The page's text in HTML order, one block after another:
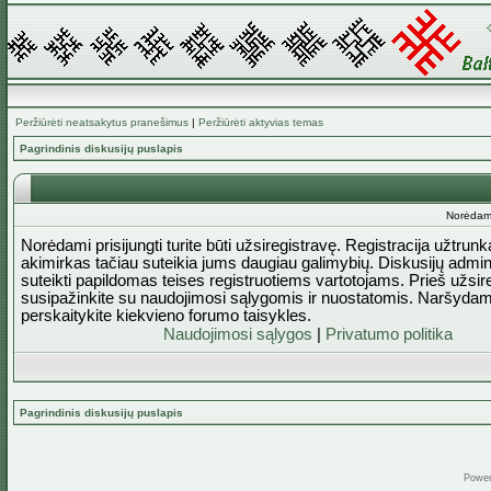
Peržiūrėti neatsakytus pranešimus | Peržiūrėti aktyvias temas
Pagrindinis diskusijų puslapis
Norėdami prisijungti turite būti užsiregistravę. Registracija
akimirkas tačiau suteikia jums daugiau galimybių. Diskusijų
suteikti papildomas teises registruotiems vartotojams. Prieš
susipažinkite su naudojimosi sąlygomis ir nuostatomis.
perskaitykite kiekvieno forumo taisykles.
Naudojimosi sąlygos
Privatumo politika
Pagrindinis diskusijų puslapis